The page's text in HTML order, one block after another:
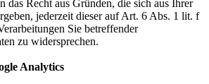
Recht aus Gründen, die sich aus Ihrer
jederzeit dieser auf Art. 6 Abs. 1 lit. f
Sie betreffender
zu widersprechen.
Analytics